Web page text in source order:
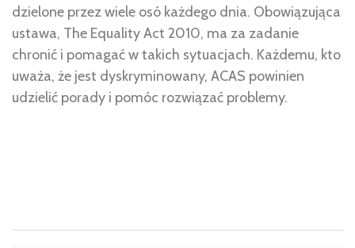
dzielone przez wiele osó każdego dnia. Obowiązująca
ustawa, The Equality Act 2010, ma za zadanie
chronić i pomagać w takich sytuacjach. Każdemu, kto
uważa, że jest dyskryminowany, ACAS powinien
udzielić porady i pomóc rozwiązać problemy.